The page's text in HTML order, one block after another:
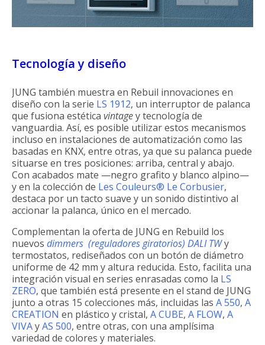
Tecnología y diseño
JUNG también muestra en Rebuil innovaciones en
diseño con la serie LS 1912, un interruptor de palanca
que fusiona estética vintagey tecnología de
vanguardia. Así, es posible utilizar estos mecanismos
incluso en instalaciones de automatización como las
basadas en KNX, entre otras, ya que su palanca puede
situarse en tres posiciones: arriba, central y abajo.
Con acabados mate —negro grafito y blanco alpino—
y en la colección de Les Couleurs® Le Corbusier,
destaca por un tacto suave y un sonido distintivo al
accionar la palanca, único en el mercado.
Complementan la oferta de JUNG en Rebuild los
nuevos dimmers (reguladores giratorios) DALI TWy
termostatos, rediseñados con un botón de diámetro
uniforme de 42 mm y altura reducida. Esto, facilita una
integración visual en series enrasadas como la LS
ZERO, que también está presente en el stand de JUNG
junto a otras 15 colecciones más, incluidas las A 550, A
CREATION en plástico y cristal, A CUBE, A FLOW, A
VIVAyAS 500, entre otras, con una amplísima
variedad de colores y materiales.